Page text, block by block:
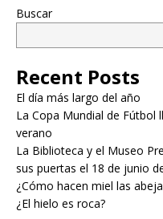
Buscar
Recent Posts
El día más largo del año
La Copa Mundial de Fútbol
verano
La Biblioteca y el Museo
sus puertas el 18 de junio
¿Cómo hacen miel las
¿El hielo es roca?